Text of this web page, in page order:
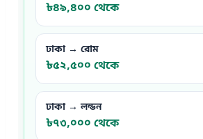
৳৪৯,৪০০ থেকে
ঢাকা → রোম
৳৫২,৫০০ থেকে
ঢাকা → লন্ডন
৳৭৩,০০০ থেকে